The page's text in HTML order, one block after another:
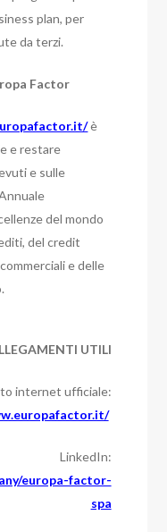
plan, per
da terzi.
Factor
è
e restare
e sulle
del mondo
del credit
e delle
UTILI
internet ufficiale:
LinkedIn:
europa-factor-
spa